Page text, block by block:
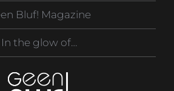
Bluf! Magazine
In the glow of…